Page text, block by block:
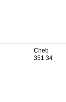
Cheb
351 34